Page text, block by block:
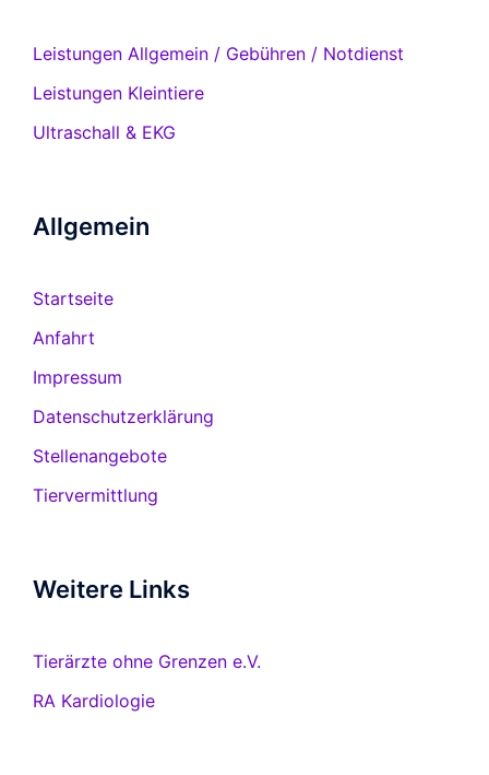
Leistungen Allgemein / Gebühren / Notdienst
Leistungen Kleintiere
Ultraschall & EKG
Allgemein
Startseite
Anfahrt
Impressum
Datenschutzerklärung
Stellenangebote
Tiervermittlung
Weitere Links
Tierärzte ohne Grenzen e.V.
RA Kardiologie